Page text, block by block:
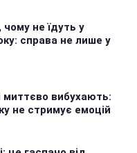
чому не їдуть у
справа не лише у
миттєво вибухають:
не стримує емоцій